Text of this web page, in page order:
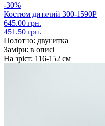
-30%
Костюм дитячий 300-1590Р
645.00 грн.
451.50 грн.
Полотно: двунитка
Заміри: в описі
На зріст: 116-152 см